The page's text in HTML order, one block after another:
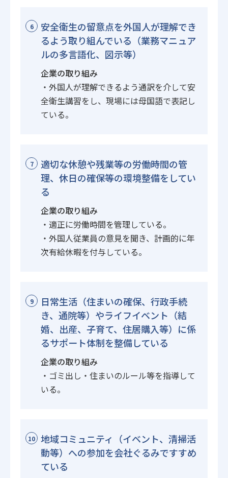
6
安全衛生の留意点を外国人が理解でき
るよう取り組んでいる（業務マニュア
ルの多言語化、図示等）
企業の取り組み
・外国人が理解できるよう通訳を介して安
全衛生講習をし、現場には母国語で表記し
ている。
7
適切な休憩や残業等の労働時間の管
理、休日の確保等の環境整備をしてい
る
企業の取り組み
・適正に労働時間を管理している。
・外国人従業員の意見を聞き、計画的に年
次有給休暇を付与している。
9
日常生活（住まいの確保、行政手続
き、通院等）やライフイベント（結
婚、出産、子育て、住居購入等）に係
るサポート体制を整備している
企業の取り組み
・ゴミ出し・住まいのルール等を指導して
いる。
10
地域コミュニティ（イベント、清掃活
動等）への参加を会社ぐるみですすめ
ている